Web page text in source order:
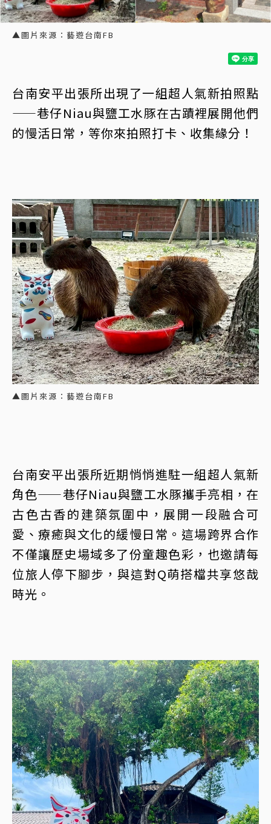
▲圖片來源：藝遊台南FB
台南安平出張所出現了一組超人氣新拍照點
——巷仔Niau與鹽工水豚在古蹟裡展開他們
的慢活日常，等你來拍照打卡、收集緣分！
▲圖片來源：藝遊台南FB
台南安平出張所近期悄悄進駐一組超人氣新
角色——巷仔Niau與鹽工水豚攜手亮相，在
古色古香的建築氛圍中，展開一段融合可
愛、療癒與文化的緩慢日常。這場跨界合作
不僅讓歷史場域多了份童趣色彩，也邀請每
位旅人停下腳步，與這對Q萌搭檔共享悠哉
時光。